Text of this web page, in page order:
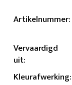
Artikelnummer:
Vervaardigd
uit:
Kleurafwerking: